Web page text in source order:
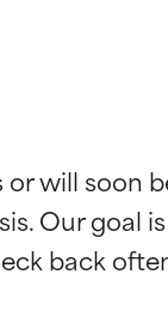
will
Our goal